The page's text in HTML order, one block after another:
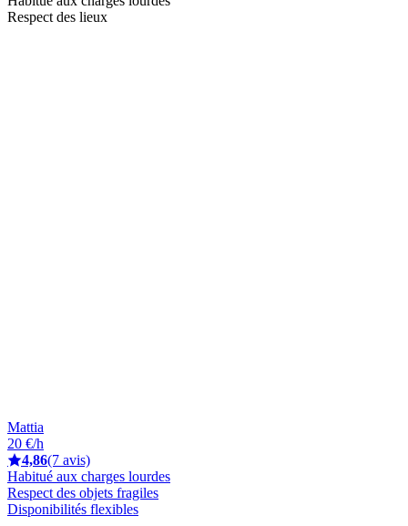
Respect des lieux
Mattia
20 €/h
4,86(7 avis)
Habitué aux charges lourdes
Respect des objets fragiles
Disponibilités flexibles